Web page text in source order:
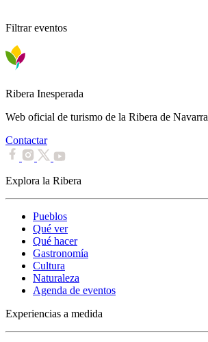
Filtrar eventos
Ribera Inesperada
Web oficial de turismo de la Ribera de Navarra
Contactar
Explora la Ribera
Pueblos
Qué ver
Qué hacer
Gastronomía
Cultura
Naturaleza
Agenda de eventos
Experiencias a medida